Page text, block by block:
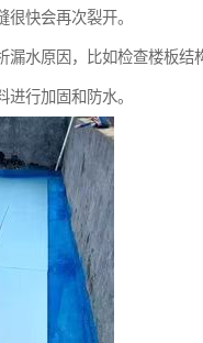
快会再次裂开。
漏水原因，比如检查楼板结
进行加固和防水。